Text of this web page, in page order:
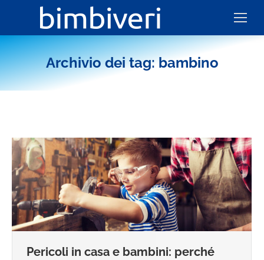
Archivio dei tag:bambino
Pericoli in casa e bambini: perché